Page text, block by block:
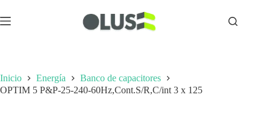
Inicio Energía
Banco de capacitores
OPTIM 5 P&P-25-240-60Hz,Cont.S/R,C/int 3 x 125